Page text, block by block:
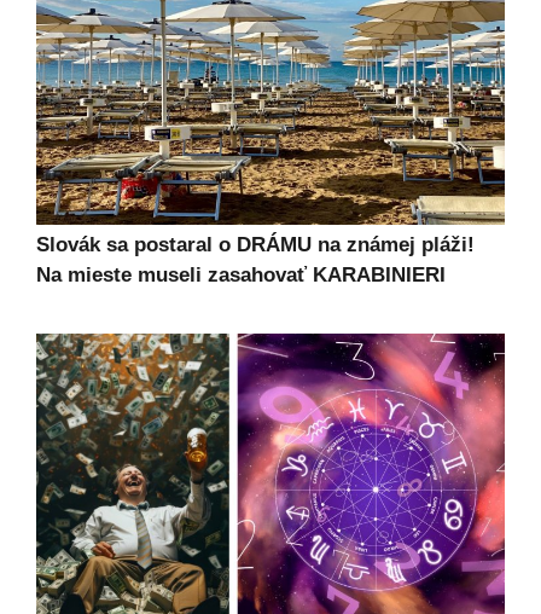
Slovák sa postaral o DRÁMU na známej pláži!
Na mieste museli zasahovať KARABINIERI